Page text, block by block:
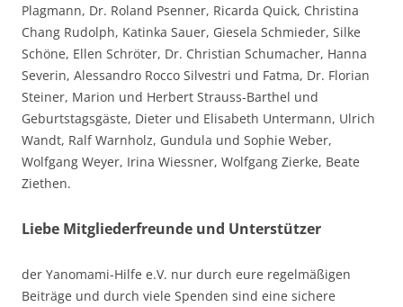
Plagmann, Dr. Roland Psenner, Ricarda Quick, Christina
Chang Rudolph, Katinka Sauer, Giesela Schmieder, Silke
Schöne, Ellen Schröter, Dr. Christian Schumacher, Hanna
Severin, Alessandro Rocco Silvestri und Fatma, Dr. Florian
Steiner, Marion und Herbert Strauss-Barthel und
Geburtstagsgäste, Dieter und Elisabeth Untermann, Ulrich
Wandt, Ralf Warnholz, Gundula und Sophie Weber,
Wolfgang Weyer, Irina Wiessner, Wolfgang Zierke, Beate
Ziethen.
Liebe Mitgliederfreunde und Unterstützer
der Yanomami-Hilfe e.V. nur durch eure regelmäßigen
Beiträge und durch viele Spenden sind eine sichere